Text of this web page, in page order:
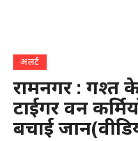
अलर्ट
रामनगर : गश्त
टाईगर वन
बचाई